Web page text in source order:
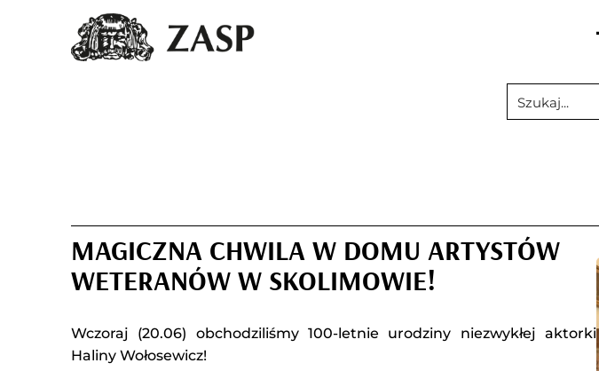
MAGICZNA CHWILA W DOMU ARTYSTÓW
WETERANÓW W SKOLIMOWIE!
Wczoraj (20.06) obchodziliśmy 100-letnie urodziny niezwykłej aktorki
Haliny Wołosewicz!